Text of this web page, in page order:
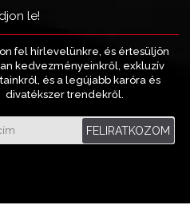
le!
fel hírlevelünkre, és értesüljön
kedvezményeinkről, exkluzív
és a legújabb karóra és
divatékszer trendekről.
FELIRATKOZOM